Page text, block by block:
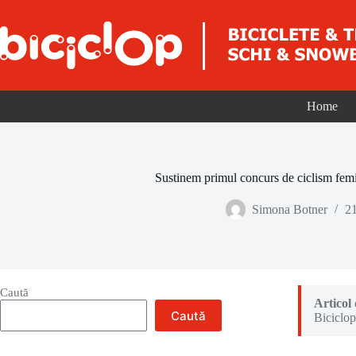
Home
Sustinem primul concurs de ciclism
Simona Botner
Articol
Caută
Caută